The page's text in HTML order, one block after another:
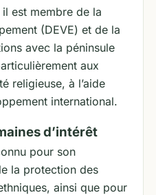
est membre de la
(DEVE) et de la
avec la péninsule
aux
religieuse, à l’aide
international.
d’intérêt
pour son
la protection des
ainsi que pour